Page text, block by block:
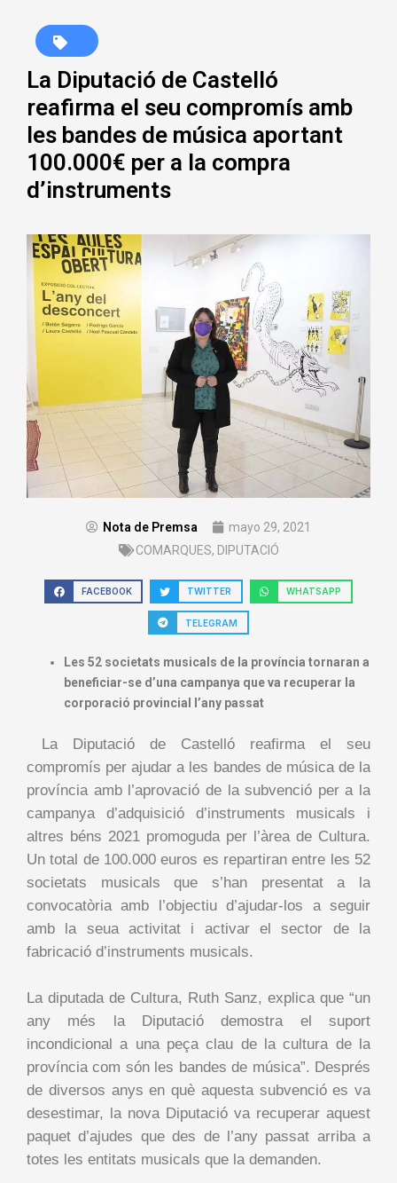
La Diputació de Castelló
reafirma el seu compromís amb
les bandes de música aportant
100.000€ per a la compra
d’instruments
Nota de Premsa
mayo 29, 2021
COMARQUES, DIPUTACIÓ
FACEBOOK TWITTER WHATSAPP
TELEGRAM
Les 52 societats musicals de la província tornaran a
beneficiar-se d’una campanya que va recuperar la
corporació provincial l’any passat
La Diputació de Castelló reafirma el seu
compromís per ajudar a les bandes de música de la
província amb l’aprovació de la subvenció per a la
campanya d’adquisició d’instruments musicals i
altres béns 2021 promoguda per l’àrea de Cultura.
Un total de 100.000 euros es repartiran entre les 52
societats musicals que s’han presentat a la
convocatòria amb l’objectiu d’ajudar-los a seguir
amb la seua activitat i activar el sector de la
fabricació d’instruments musicals.
La diputada de Cultura, Ruth Sanz, explica que “un
any més la Diputació demostra el suport
incondicional a una peça clau de la cultura de la
província com són les bandes de música”. Després
de diversos anys en què aquesta subvenció es va
desestimar, la nova Diputació va recuperar aquest
paquet d’ajudes que des de l’any passat arriba a
totes les entitats musicals que la demanden.